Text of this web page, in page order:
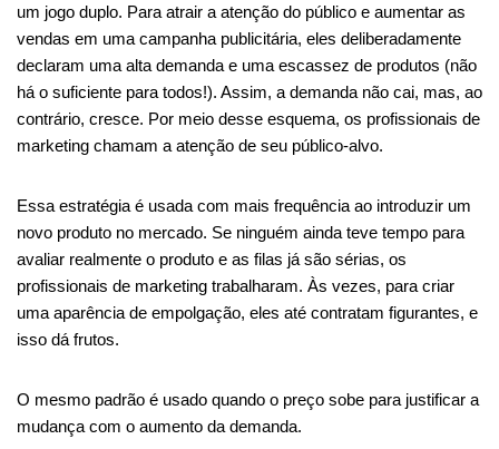
um jogo duplo. Para atrair a atenção do público e aumentar as
vendas em uma campanha publicitária, eles deliberadamente
declaram uma alta demanda e uma escassez de produtos (não
há o suficiente para todos!). Assim, a demanda não cai, mas, ao
contrário, cresce. Por meio desse esquema, os profissionais de
marketing chamam a atenção de seu público-alvo.
Essa estratégia é usada com mais frequência ao introduzir um
novo produto no mercado. Se ninguém ainda teve tempo para
avaliar realmente o produto e as filas já são sérias, os
profissionais de marketing trabalharam. Às vezes, para criar
uma aparência de empolgação, eles até contratam figurantes, e
isso dá frutos.
O mesmo padrão é usado quando o preço sobe para justificar a
mudança com o aumento da demanda.